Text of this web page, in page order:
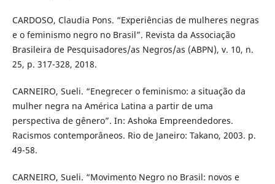
CARDOSO, Claudia Pons. “Experiências de mulheres negras
e o feminismo negro no Brasil”. Revista da Associação
Brasileira de Pesquisadores/as Negros/as (ABPN), v. 10, n.
25, p. 317-328, 2018.
CARNEIRO, Sueli. “Enegrecer o feminismo: a situação da
mulher negra na América Latina a partir de uma
perspectiva de gênero”. In: Ashoka Empreendedores.
Racismos contemporâneos. Rio de Janeiro: Takano, 2003. p.
49-58.
CARNEIRO, Sueli. “Movimento Negro no Brasil: novos e